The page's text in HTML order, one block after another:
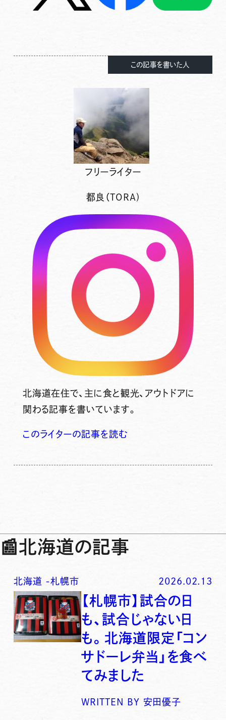
この記事を書いた人
フリーライター
都良（TORA)
北海道在住で、主に食と観光、アウトドアに
関わる記事を書いています。
このライターの記事を読む
📰北海道の記事
北海道 -札幌市 2026.02.13
【札幌市】試合の日
も、試合じゃない日
も。北海道限定「コン
サドーレ弁当」を食べ
てみました
WRITTEN BY 安田優子